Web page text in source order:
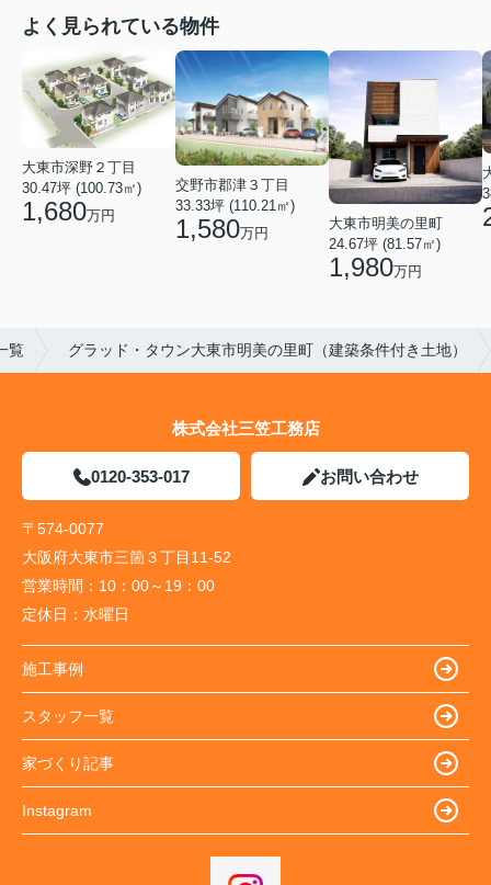
よく見られている物件
大東市深野２丁目
30.47坪 (100.73㎡)
1,680万円
交野市郡津３丁目
33.33坪 (110.21㎡)
1,580万円
大東市明美の里町
24.67坪 (81.57㎡)
1,980万円
覧 グラッド・タウン大東市明美の里町（建築条件付き土地）
株式会社三笠工務店
0120-353-017 お問い合わせ
〒574-0077
大阪府大東市三箇３丁目11-52
営業時間： 10：00～19：00
定休日： 水曜日
施工事例
スタッフ一覧
家づくり記事
Instagram